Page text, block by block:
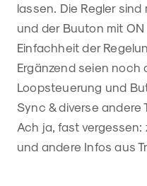
lassen. Die Regler sind
und der Buuton mit
Einfachheit der
Ergänzend seien noch
Loopsteuerung und
Sync & diverse andere
Ach ja, fast vergessen:
und andere Infos aus